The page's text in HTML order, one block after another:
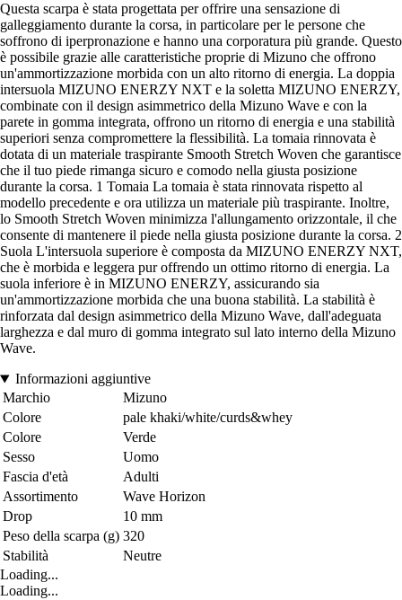
Questa scarpa è stata progettata per offrire una sensazione di
galleggiamento durante la corsa, in particolare per le persone che
soffrono di iperpronazione e hanno una corporatura più grande. Questo
è possibile grazie alle caratteristiche proprie di Mizuno che offrono
un'ammortizzazione morbida con un alto ritorno di energia. La doppia
intersuola MIZUNO ENERZY NXT e la soletta MIZUNO ENERZY,
combinate con il design asimmetrico della Mizuno Wave e con la
parete in gomma integrata, offrono un ritorno di energia e una stabilità
superiori senza compromettere la flessibilità. La tomaia rinnovata è
dotata di un materiale traspirante Smooth Stretch Woven che garantisce
che il tuo piede rimanga sicuro e comodo nella giusta posizione
durante la corsa. 1 Tomaia La tomaia è stata rinnovata rispetto al
modello precedente e ora utilizza un materiale più traspirante. Inoltre,
lo Smooth Stretch Woven minimizza l'allungamento orizzontale, il che
consente di mantenere il piede nella giusta posizione durante la corsa. 2
Suola L'intersuola superiore è composta da MIZUNO ENERZY NXT,
che è morbida e leggera pur offrendo un ottimo ritorno di energia. La
suola inferiore è in MIZUNO ENERZY, assicurando sia
un'ammortizzazione morbida che una buona stabilità. La stabilità è
rinforzata dal design asimmetrico della Mizuno Wave, dall'adeguata
larghezza e dal muro di gomma integrato sul lato interno della Mizuno
Wave.
Informazioni aggiuntive
Marchio
Mizuno
Colore
pale khaki/white/curds&whey
Colore
Verde
Sesso
Uomo
Fascia d'età
Adulti
Assortimento
Wave Horizon
Drop
10 mm
Peso della scarpa (g) 320
Stabilità
Neutre
Loading...
Loading...